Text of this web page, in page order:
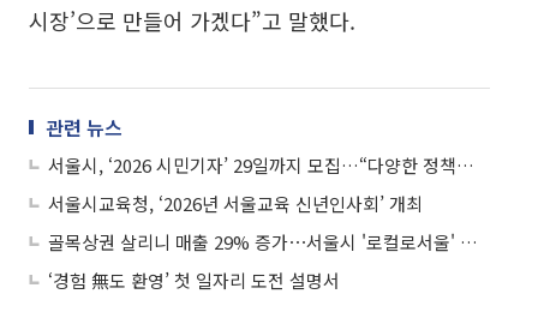
시장’으로 만들어 가겠다”고 말했다.
관련 뉴스
서울시, ‘2026 시민기자’ 29일까지 모집…“다양한 정책과 변화 소개 기회”
서울시교육청, ‘2026년 서울교육 신년인사회’ 개최
골목상권 살리니 매출 29% 증가⋯서울시 '로컬로서울' 브랜드 출범
‘경험 無도 환영’ 첫 일자리 도전 설명서